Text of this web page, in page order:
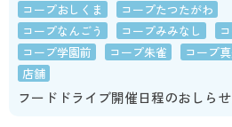
コープおしくま
コープたつたがわ
コープなんごう
コープみみなし
コープ学園前
コープ朱雀
コープ
店舗
フードドライブ開催日程のおしら